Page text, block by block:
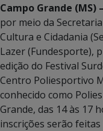
Campo Grande (MS) –
por meio da
Cultura e Cidadania
Lazer (Fundesporte),
edição do Festival
Centro Poliesportivo
conhecido como
Grande, das 14 às 17
inscrições serão feitas